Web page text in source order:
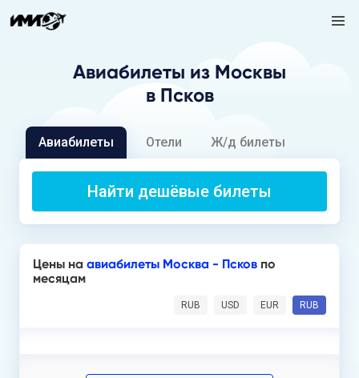
Авиабилеты из Москвы
в Псков
Авиабилеты Отели Ж/д билеты
Найти дешёвые билеты
Цены на авиабилеты Москва - Псков по
месяцам
RUB USD EUR RUB